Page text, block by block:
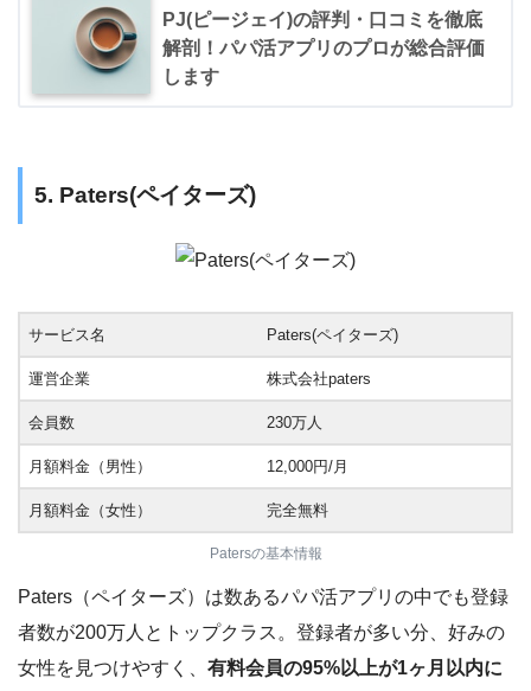
PJ(ピージェイ)の評判・口コミを徹底
解剖！パパ活アプリのプロが総合評価
します
5. Paters(ペイターズ)
サービス名 Paters(ペイターズ)
運営企業 株式会社paters
会員数 230万人
月額料金（男性） 12,000円/月
月額料金（女性） 完全無料
Patersの基本情報
Paters（ペイターズ）は数あるパパ活アプリの中でも登録
者数が200万人とトップクラス。登録者が多い分、好みの
女性を見つけやすく、 有料会員の95%以上が1ヶ月以内に